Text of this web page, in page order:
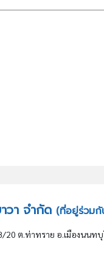
วา จำกัด (ที่อยู่ร่วม
20 ต.ท่าทราย อ.เมืองนนท